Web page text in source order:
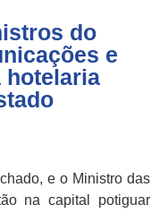
do
e
hotelaria
e o Ministro das
na capital potiguar